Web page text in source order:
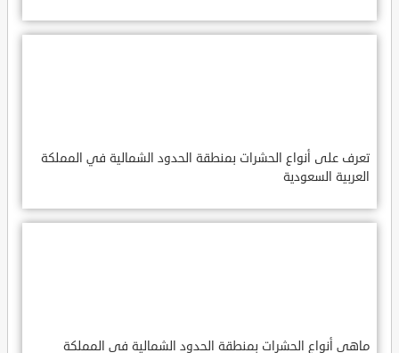
تعرف على أنواع الحشرات بمنطقة الحدود الشمالية في المملكة
العربية السعودية
ماهي أنواع الحشرات بمنطقة الحدود الشمالية في المملكة